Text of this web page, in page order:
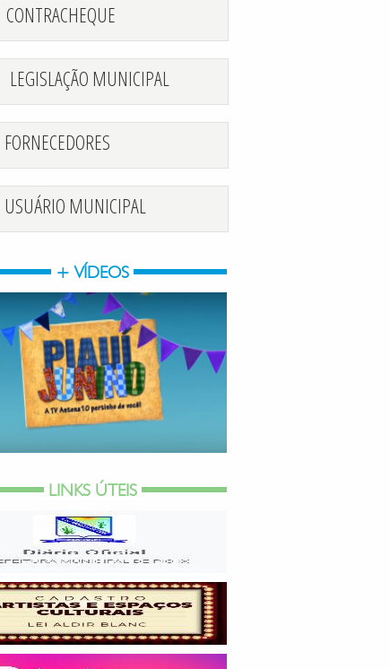
CONTRACHEQUE
LEGISLAÇÃO MUNICIPAL
FORNECEDORES
USUÁRIO MUNICIPAL
+ VÍDEOS
LINKS ÚTEIS